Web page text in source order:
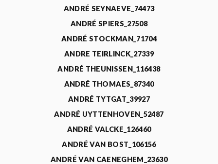
ANDRÉ SEYNAEVE_74473
ANDRÉ SPIERS_27508
ANDRÉ STOCKMAN_71704
ANDRE TEIRLINCK_27339
ANDRÉ THEUNISSEN_116438
ANDRÉ THOMAES_87340
ANDRÉ TYTGAT_39927
ANDRÉ UYTTENHOVEN_52487
ANDRÉ VALCKE_126460
ANDRÉ VAN BOST_106156
ANDRÉ VAN CAENEGHEM_23630